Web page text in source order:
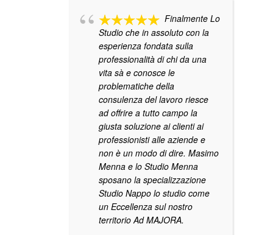
Finalmente Lo
Studio che in assoluto con la
esperienza fondata sulla
professionalità di chi da una
vita sà e conosce le
problematiche della
consulenza del lavoro riesce
ad offrire a tutto campo la
giusta soluzione ai clienti ai
professionisti alle aziende e
non è un modo di dire. Masimo
Menna e lo Studio Menna
sposano la specializzazione
Studio Nappo lo studio come
un Eccellenza sul nostro
territorio Ad MAJORA.